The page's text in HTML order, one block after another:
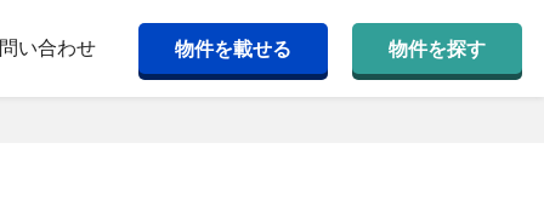
い合わせ 物件を載せる 物件を探す